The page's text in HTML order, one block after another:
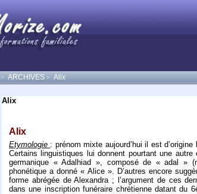
> ARCHIVES > Alix
Alix
Alix
Etymologie : prénom mixte aujourd’hui il est
Certains linguistiques lui donnent pourtant une
germanique « Adalhiad », composé de « adal »
phonétique a donné « Alice ». D’autres encore
forme abrégée de Alexandra ; l’argument de ces
dans une inscription funéraire chrétienne datant du